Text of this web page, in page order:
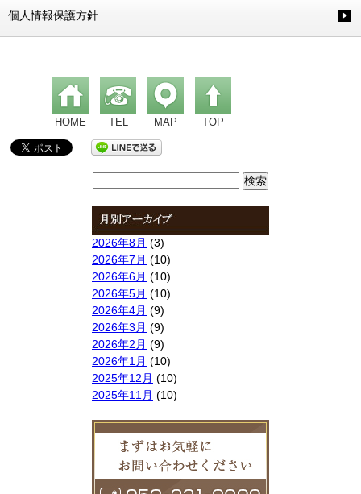
個人情報保護方針
HOME TEL MAP TOP
2026年8月 (3)
2026年7月 (10)
2026年6月 (10)
2026年5月 (10)
2026年4月 (9)
2026年3月 (9)
2026年2月 (9)
2026年1月 (10)
2025年12月 (10)
2025年11月 (10)
2025年8月(9)
2025年7月(10)
2025年6月(10)